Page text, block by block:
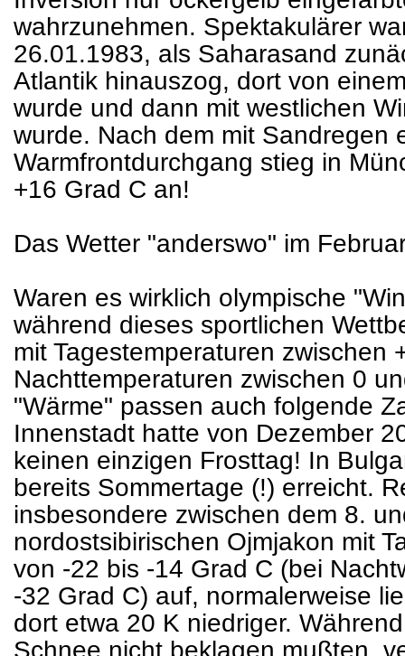
wahrzunehmen. Spektakulärer
26.01.1983, als Saharasand
Atlantik hinauszog, dort von
wurde und dann mit westlichen
wurde. Nach dem mit Sandregen
Warmfrontdurchgang stieg in
+16 Grad C an!
Das Wetter "anderswo" im
Waren es wirklich olympische
während dieses sportlichen
mit Tagestemperaturen zwischen
Nachttemperaturen zwischen 0
"Wärme" passen auch folgende
Innenstadt hatte von Dezember
keinen einzigen Frosttag! In
bereits Sommertage (!) erreicht.
insbesondere zwischen dem 8.
nordostsibirischen Ojmjakon mit
von -22 bis -14 Grad C (bei
-32 Grad C) auf, normalerweise
dort etwa 20 K niedriger.
Schnee nicht beklagen mußten,